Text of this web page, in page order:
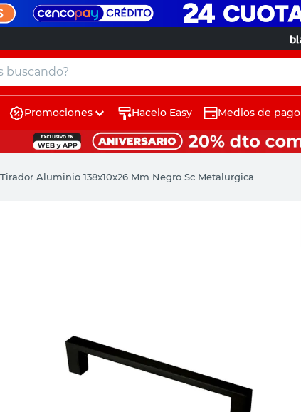
Promociones Hacelo Easy Medios de pago
Tirador Aluminio 138x10x26 Mm Negro Sc Metalurgica